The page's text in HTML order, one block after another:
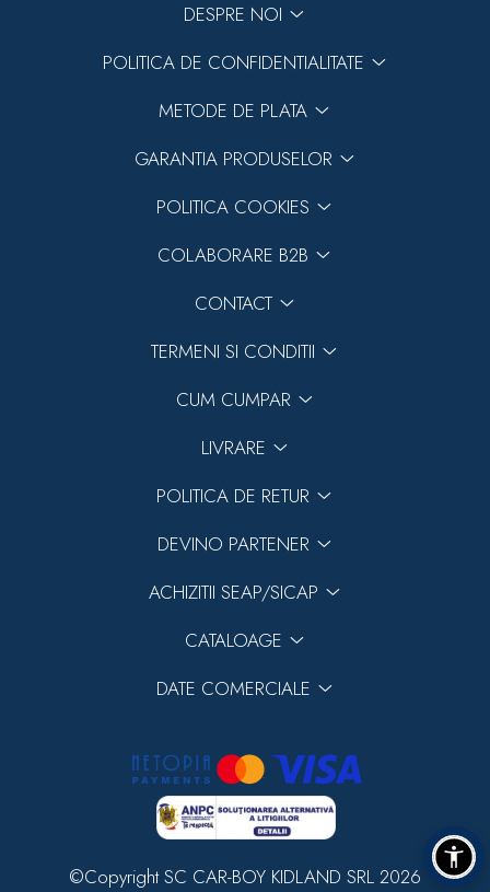
DESPRE NOI
POLITICA DE CONFIDENTIALITATE
METODE DE PLATA
GARANTIA PRODUSELOR
POLITICA COOKIES
COLABORARE B2B
CONTACT
TERMENI SI CONDITII
CUM CUMPAR
LIVRARE
POLITICA DE RETUR
DEVINO PARTENER
ACHIZITII SEAP/SICAP
CATALOAGE
DATE COMERCIALE
©Copyright SC CAR-BOY KIDLAND SRL 2026